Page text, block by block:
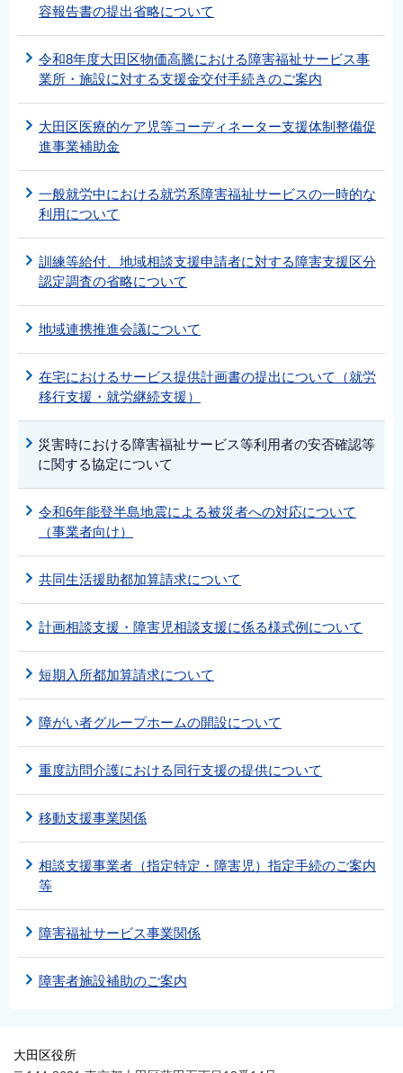
容報告書の提出省略について
令和8年度大田区物価高騰における障害福祉サービス事
業所・施設に対する支援金交付手続きのご案内
大田区医療的ケア児等コーディネーター支援体制整備促
進事業補助金
一般就労中における就労系障害福祉サービスの一時的な
利用について
訓練等給付、地域相談支援申請者に対する障害支援区分
認定調査の省略について
地域連携推進会議について
在宅におけるサービス提供計画書の提出について（就労
移行支援・就労継続支援）
災害時における障害福祉サービス等利用者の安否確認等
に関する協定について
令和6年能登半島地震による被災者への対応について
（事業者向け）
共同生活援助都加算請求について
計画相談支援・障害児相談支援に係る様式例について
短期入所都加算請求について
障がい者グループホームの開設について
重度訪問介護における同行支援の提供について
移動支援事業関係
相談支援事業者（指定特定・障害児）指定手続のご案内
等
障害福祉サービス事業関係
障害者施設補助のご案内
大田区役所